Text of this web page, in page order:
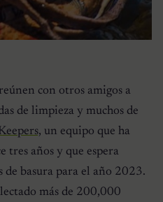
con otros amigos a
de limpieza y muchos de
un equipo que ha
tres años y que espera
basura para el año 2023.
más de 200,000